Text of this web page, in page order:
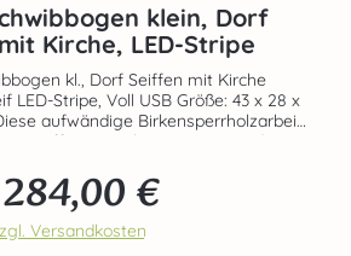
klein, Dorf
Kirche, LED-Stripe
kl., Dorf Seiffen mit Kirche
LED-Stripe, Voll USB Größe: 43 x 28 x
Seiffener Kirche im Zentrum des
eine winterliche Stimmung. Zwei
sind vielleicht auf dem Weg
Die indirekt verbaute, blendfreie LED-
eine behagliche Atmosphäre. Ein
Regulärer Preis:
284,00 €
Versandkosten